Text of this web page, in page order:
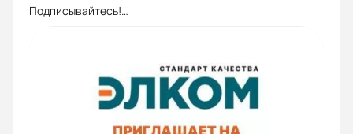
Подписывайтесь!